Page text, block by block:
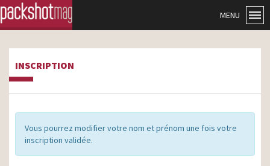
MENU
INSCRIPTION
Vous pourrez modifier votre nom et prénom une fois votre
inscription validée.